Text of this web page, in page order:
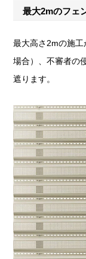
最大2mのフェ
最大高さ2mの施
場合）、不審者の
遮ります。